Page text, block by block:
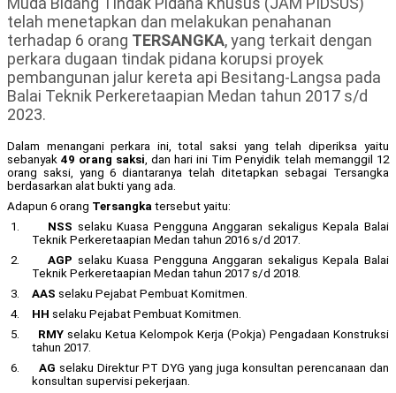
telah menetapkan dan melakukan penahanan
terhadap 6 orang TERSANGKA,yang terkait dengan
perkara dugaan tindak pidana korupsi proyek
pembangunan jalur kereta api Besitang-Langsa pada
Balai Teknik Perkeretaapian Medan tahun 2017 s/d
2023.
Dalam menangani perkara ini, total saksi yang telah diperiksa yaitu
sebanyak49 orang saksi, dan hari ini Tim Penyidik telah memanggil 12
orang saksi, yang 6 diantaranya telah ditetapkan sebagai Tersangka
berdasarkan alat bukti yang ada.
Adapun 6 orang Tersangka tersebut yaitu:
1.
NSS selaku Kuasa Pengguna Anggaran sekaligus Kepala Balai
Teknik Perkeretaapian Medan tahun 2016 s/d 2017.
2.
AGP selaku Kuasa Pengguna Anggaran sekaligus Kepala Balai
Teknik Perkeretaapian Medan tahun 2017 s/d 2018.
3.
AAS selaku Pejabat Pembuat Komitmen.
4.
HH selaku Pejabat Pembuat Komitmen.
5.
RMY selaku Ketua Kelompok Kerja (Pokja) Pengadaan Konstruksi
tahun 2017.
6.
AG selaku Direktur PT DYG yang juga konsultan perencanaan dan
konsultan supervisi pekerjaan.